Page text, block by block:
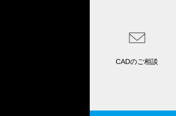
CADのご相談